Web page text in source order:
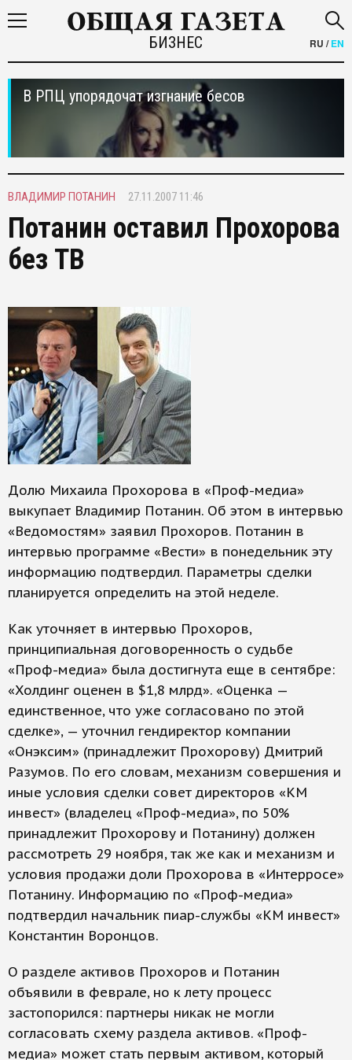
БИЗНЕС RU /EN
В РПЦ упорядочат изгнание бесов
ВЛАДИМИР ПОТАНИН 27.11.2007 11:46
Потанин оставил Прохорова
без ТВ
Долю Михаила Прохорова в «Проф-медиа»
выкупает Владимир Потанин. Об этом в интервью
«Ведомостям» заявил Прохоров. Потанин в
интервью программе «Вести» в понедельник эту
информацию подтвердил. Параметры сделки
планируется определить на этой неделе.
Как уточняет в интервью Прохоров,
принципиальная договоренность о судьбе
«Проф-медиа» была достигнута еще в сентябре:
«Холдинг оценен в $1,8 млрд». «Оценка —
единственное, что уже согласовано по этой
сделке», — уточнил гендиректор компании
«Онэксим» (принадлежит Прохорову) Дмитрий
Разумов. По его словам, механизм совершения и
иные условия сделки совет директоров «КМ
инвест» (владелец «Проф-медиа», по 50%
принадлежит Прохорову и Потанину) должен
рассмотреть 29 ноября, так же как и механизм и
условия продажи доли Прохорова в «Интерросе»
Потанину. Информацию по «Проф-медиа»
подтвердил начальник пиар-службы «КМ инвест»
Константин Воронцов.
О разделе активов Прохоров и Потанин
объявили в феврале, но к лету процесс
застопорился: партнеры никак не могли
согласовать схему раздела активов. «Проф-
медиа» может стать первым активом, который